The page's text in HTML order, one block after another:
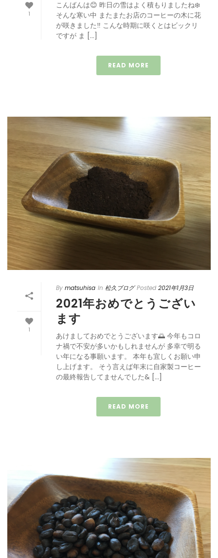
1
こんばんは😊 昨日の雪はよく積もりましたね❄️
そんな寒い中 またまたお店のコーヒーの木に花
が咲きました‼️ こんな時期に咲くとはビックリ
ですが ま […]
READ MORE
1
By matsuhisa In 松久ブログ Posted 2021年1月3日
2021年おめでとうござい
ます
あけましておめでとうございます🌅 今年もコロ
ナ禍で不安が多いかもしれませんが 多幸で明る
い年になる事願います。 本年も宜しくお願い申
し上げます。 そう言えば年末に自家製コーヒー
の最終報告してませんでした& […]
READ MORE